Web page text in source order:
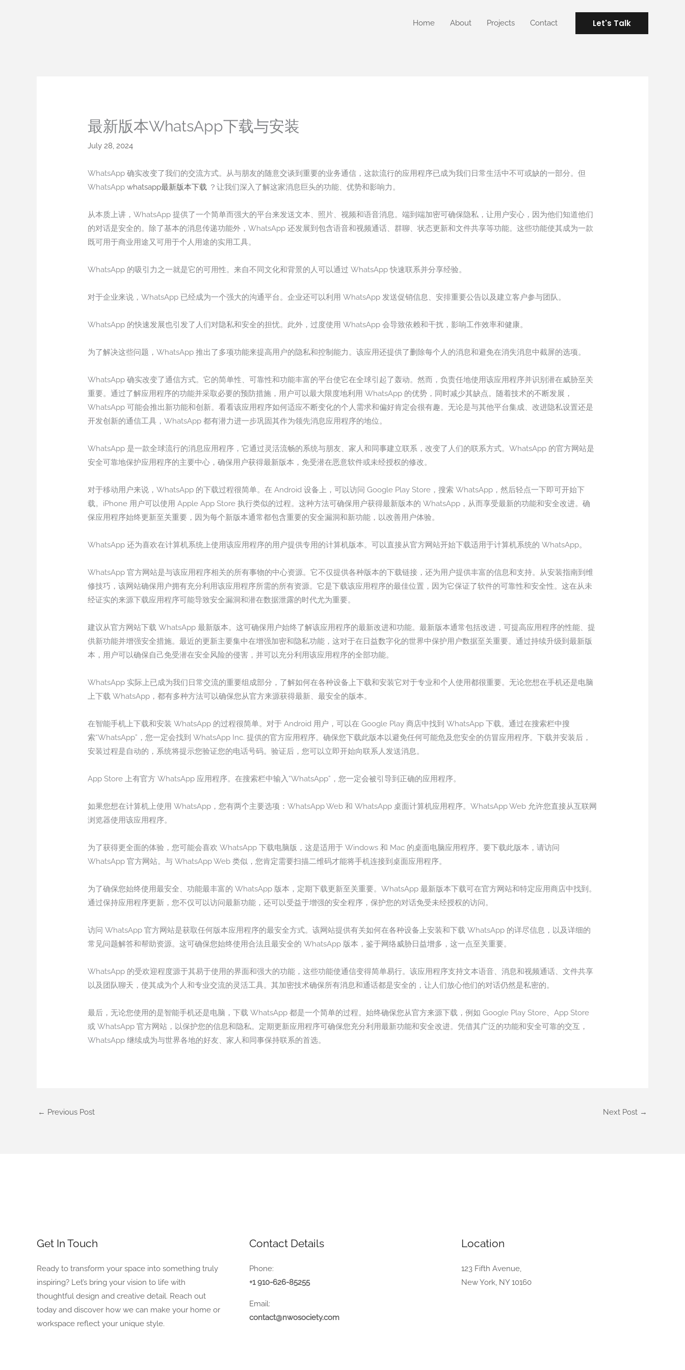
Home About Projects Contact Let's Talk
最新版本WhatsApp下载与安装
July 28, 2024
WhatsApp 确实改变了我们的交流方式。从与朋友的随意交谈到重要的业务通信，这款流行的应用程序已成为我们日常生活中不可或缺的一部分。但
WhatsAppwhatsapp最新版本下载 ？让我们深入了解这家消息巨头的功能、优势和影响力。
从本质上讲，WhatsApp 提供了一个简单而强大的平台来发送文本、照片、视频和语音消息。端到端加密可确保隐私，让用户安心，因为他们知道他们
的对话是安全的。除了基本的消息传递功能外，WhatsApp 还发展到包含语音和视频通话、群聊、状态更新和文件共享等功能。这些功能使其成为一款
既可用于商业用途又可用于个人用途的实用工具。
WhatsApp 的吸引力之一就是它的可用性。来自不同文化和背景的人可以通过 WhatsApp 快速联系并分享经验。
对于企业来说，WhatsApp 已经成为一个强大的沟通平台。企业还可以利用 WhatsApp 发送促销信息、安排重要公告以及建立客户参与团队。
WhatsApp 的快速发展也引发了人们对隐私和安全的担忧。此外，过度使用 WhatsApp 会导致依赖和干扰，影响工作效率和健康。
为了解决这些问题，WhatsApp 推出了多项功能来提高用户的隐私和控制能力。该应用还提供了删除每个人的消息和避免在消失消息中截屏的选项。
WhatsApp 确实改变了通信方式。它的简单性、可靠性和功能丰富的平台使它在全球引起了轰动。然而，负责任地使用该应用程序并识别潜在威胁至关
重要。通过了解应用程序的功能并采取必要的预防措施，用户可以最大限度地利用 WhatsApp 的优势，同时减少其缺点。随着技术的不断发展，
WhatsApp 可能会推出新功能和创新。看看该应用程序如何适应不断变化的个人需求和偏好肯定会很有趣。无论是与其他平台集成、改进隐私设置还是
开发创新的通信工具，WhatsApp 都有潜力进一步巩固其作为领先消息应用程序的地位。
WhatsApp 是一款全球流行的消息应用程序，它通过灵活流畅的系统与朋友、家人和同事建立联系，改变了人们的联系方式。WhatsApp 的官方网站是
安全可靠地保护应用程序的主要中心，确保用户获得最新版本，免受潜在恶意软件或未经授权的修改。
对于移动用户来说，WhatsApp 的下载过程很简单。在 Android 设备上，可以访问 Google Play Store，搜索 WhatsApp，然后轻点一下即可开始下
载。iPhone 用户可以使用 Apple App Store 执行类似的过程。这种方法可确保用户获得最新版本的 WhatsApp，从而享受最新的功能和安全改进。确
保应用程序始终更新至关重要，因为每个新版本通常都包含重要的安全漏洞和新功能，以改善用户体验。
WhatsApp 还为喜欢在计算机系统上使用该应用程序的用户提供专用的计算机版本。可以直接从官方网站开始下载适用于计算机系统的 WhatsApp。
WhatsApp 官方网站是与该应用程序相关的所有事物的中心资源。它不仅提供各种版本的下载链接，还为用户提供丰富的信息和支持。从安装指南到维
修技巧，该网站确保用户拥有充分利用该应用程序所需的所有资源。它是下载该应用程序的最佳位置，因为它保证了软件的可靠性和安全性。这在从未
经证实的来源下载应用程序可能导致安全漏洞和潜在数据泄露的时代尤为重要。
建议从官方网站下载 WhatsApp 最新版本。这可确保用户始终了解该应用程序的最新改进和功能。最新版本通常包括改进，可提高应用程序的性能、提
供新功能并增强安全措施。最近的更新主要集中在增强加密和隐私功能，这对于在日益数字化的世界中保护用户数据至关重要。通过持续升级到最新版
本，用户可以确保自己免受潜在安全风险的侵害，并可以充分利用该应用程序的全部功能。
WhatsApp 实际上已成为我们日常交流的重要组成部分，了解如何在各种设备上下载和安装它对于专业和个人使用都很重要。无论您想在手机还是电脑
上下载 WhatsApp，都有多种方法可以确保您从官方来源获得最新、最安全的版本。
在智能手机上下载和安装 WhatsApp 的过程很简单。对于 Android 用户，可以在 Google Play 商店中找到 WhatsApp 下载。通过在搜索栏中搜
索“WhatsApp”，您一定会找到 WhatsApp Inc. 提供的官方应用程序。确保您下载此版本以避免任何可能危及您安全的仿冒应用程序。下载并安装后，
安装过程是自动的，系统将提示您验证您的电话号码。验证后，您可以立即开始向联系人发送消息。
App Store 上有官方 WhatsApp 应用程序。在搜索栏中输入“WhatsApp”，您一定会被引导到正确的应用程序。
如果您想在计算机上使用 WhatsApp，您有两个主要选项：WhatsApp Web 和 WhatsApp 桌面计算机应用程序。WhatsApp Web 允许您直接从互联网
浏览器使用该应用程序。
为了获得更全面的体验，您可能会喜欢 WhatsApp 下载电脑版，这是适用于 Windows 和 Mac 的桌面电脑应用程序。要下载此版本，请访问
WhatsApp 官方网站。与 WhatsApp Web 类似，您肯定需要扫描二维码才能将手机连接到桌面应用程序。
为了确保您始终使用最安全、功能最丰富的 WhatsApp 版本，定期下载更新至关重要。WhatsApp 最新版本下载可在官方网站和特定应用商店中找到。
通过保持应用程序更新，您不仅可以访问最新功能，还可以受益于增强的安全程序，保护您的对话免受未经授权的访问。
访问 WhatsApp 官方网站是获取任何版本应用程序的最安全方式。该网站提供有关如何在各种设备上安装和下载 WhatsApp 的详尽信息，以及详细的
常见问题解答和帮助资源。这可确保您始终使用合法且最安全的 WhatsApp 版本，鉴于网络威胁日益增多，这一点至关重要。
WhatsApp 的受欢迎程度源于其易于使用的界面和强大的功能，这些功能使通信变得简单易行。该应用程序支持文本语音、消息和视频通话、文件共享
以及团队聊天，使其成为个人和专业交流的灵活工具。其加密技术确保所有消息和通话都是安全的，让人们放心他们的对话仍然是私密的。
最后，无论您使用的是智能手机还是电脑，下载 WhatsApp 都是一个简单的过程。始终确保您从官方来源下载，例如 Google Play Store、App Store
或 WhatsApp 官方网站，以保护您的信息和隐私。定期更新应用程序可确保您充分利用最新功能和安全改进。凭借其广泛的功能和安全可靠的交互，
WhatsApp 继续成为与世界各地的好友、家人和同事保持联系的首选。
← Previous Post Next Post →
Get In Touch
Ready to transform your space into something truly
inspiring? Let’s bring your vision to life with
thoughtful design and creative detail. Reach out
today and discover how we can make your home or
workspace reflect your unique style.
Contact Details
Phone:
+1 910-626-85255
Email:
contact@nwosociety.com
Location
123 Fifth Avenue,
New York, NY 10160